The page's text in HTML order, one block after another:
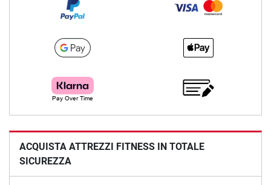
ACQUISTA ATTREZZI FITNESS IN TOTALE
SICUREZZA